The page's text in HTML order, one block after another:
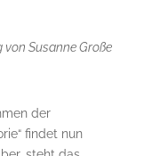
Susanne Große
der
findet nun